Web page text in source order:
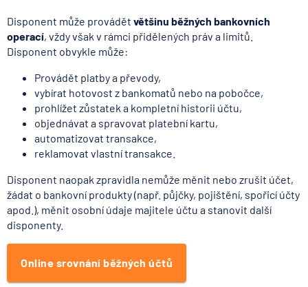
Disponent může provádět většinu běžných bankovních
operací, vždy však v rámci přidělených práv a limitů.
Disponent obvykle může:
Provádět platby a převody,
vybírat hotovost z bankomatů nebo na pobočce,
prohlížet zůstatek a kompletní historii účtu,
objednávat a spravovat platební kartu,
automatizovat transakce,
reklamovat vlastní transakce.
Disponent naopak zpravidla nemůže měnit nebo zrušit účet,
žádat o bankovní produkty (např. půjčky, pojištění, spořicí účty
apod.), měnit osobní údaje majitele účtu a stanovit další
disponenty.
Online srovnání běžných účtů